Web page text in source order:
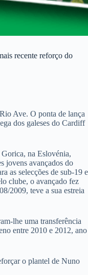
recente reforço do
Ave. O ponta de lança
dos galeses do Cardiff
na Eslovénia,
jovens avançados do
as selecções de sub-19 e
clube, o avançado fez
2009, teve a sua estreia
lhe uma transferência
entre 2010 e 2012, ano
o plantel de Nuno